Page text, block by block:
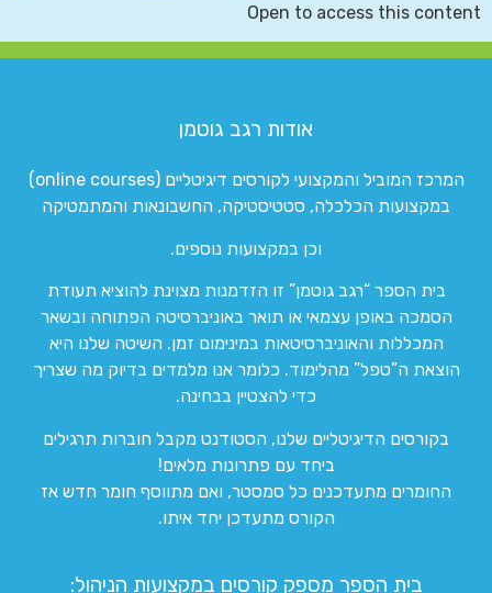
Open to access this content
אודות רגב גוטמן
המרכז המוביל והמקצועי לקורסים דיגיטליים (online courses)
במקצועות הכלכלה, סטטיסטיקה, החשבונאות והמתמטיקה
וכן במקצועות נוספים.
בית הספר “רגב גוטמן” זו הזדמנות מצוינת להוציא תעודת
הסמכה באופן עצמאי או תואר באוניברסיטה הפתוחה ובשאר
המכללות והאוניברסיטאות במינימום זמן. השיטה שלנו היא
הוצאת ה”טפל” מהלימוד. כלומר אנו מלמדים בדיוק מה שצריך
כדי להצטיין בבחינה.
בקורסים הדיגיטליים שלנו, הסטודנט מקבל חוברות תרגילים
ביחד עם פתרונות מלאים!
החומרים מתעדכנים כל סמסטר, ואם מתווסף חומר חדש אז
הקורס מתעדכן יחד איתו.
בית הספר מספק קורסים במקצועות הניהול: